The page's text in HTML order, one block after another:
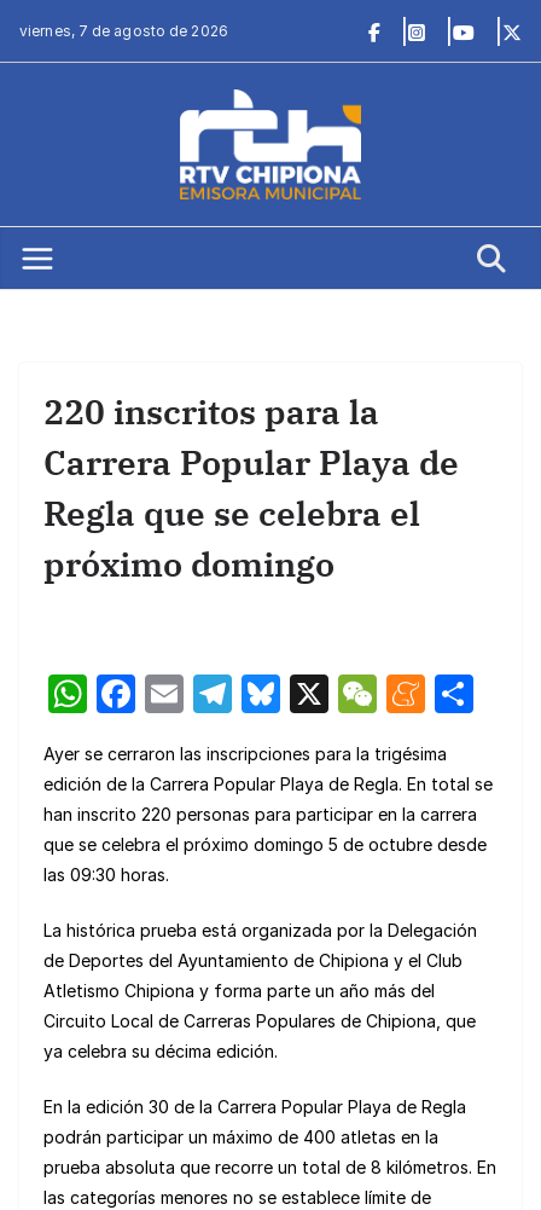
viernes, 7 de agosto de 2026
220 inscritos para la
Carrera Popular Playa de
Regla que se celebra el
próximo domingo
W
at
s
A
p
p
F
c
e
b
o
o
k
E
ail
T
e
gr
a
Bl
e
s
k
X
W
C
h
at
M
n
e
a
e
m
p
ar
Ayer se cerraron las inscripciones para la trigésima
edición de la Carrera Popular Playa de Regla. En total se
han inscrito 220 personas para participar en la carrera
que se celebra el próximo domingo 5 de octubre desde
las 09:30 horas.
La histórica prueba está organizada por la Delegación
de Deportes del Ayuntamiento de Chipiona y el Club
Atletismo Chipiona y forma parte un año más del
Circuito Local de Carreras Populares de Chipiona, que
ya celebra su décima edición.
En la edición 30 de la Carrera Popular Playa de Regla
podrán participar un máximo de 400 atletas en la
prueba absoluta que recorre un total de 8 kilómetros. En
las categorías menores no se establece límite de